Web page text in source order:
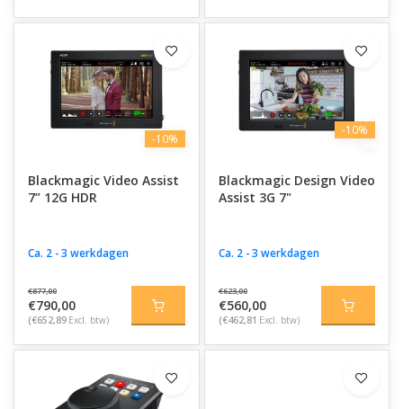
-10%
Blackmagic Video Assist
7” 12G HDR
Ca. 2 - 3 werkdagen
€877,00
€790,00
(€652,89 Excl. btw)
-10%
Blackmagic Design Video
Assist 3G 7"
Ca. 2 - 3 werkdagen
€623,00
€560,00
(€462,81 Excl. btw)